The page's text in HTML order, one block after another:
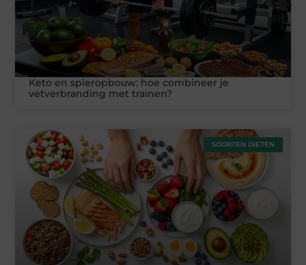
Keto en spieropbouw: hoe combineer je
vetverbranding met trainen?
SOORTEN DIETEN